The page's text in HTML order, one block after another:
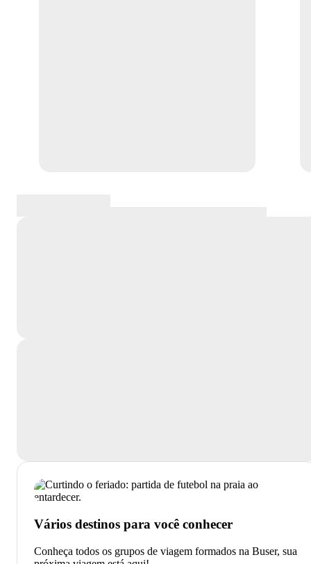
Vários destinos para você conhecer
Conheça todos os grupos de viagem formados na Buser, sua